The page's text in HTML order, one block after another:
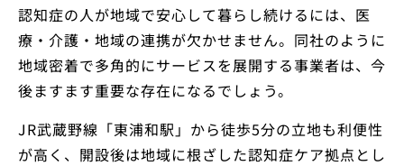
認知症の人が地域で安心して暮らし続けるには、医
療・介護・地域の連携が欠かせません。同社のように
地域密着で多角的にサービスを展開する事業者は、今
後ますます重要な存在になるでしょう。
JR武蔵野線「東浦和駅」から徒歩5分の立地も利便性
が高く、開設後は地域に根ざした認知症ケア拠点とし